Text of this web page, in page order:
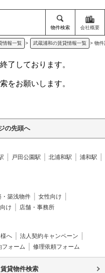
物件検索 会社概要
情報一覧 > 武蔵浦和の賃貸情報一覧 > 物件
了しております。
をお願いします。
の先頭へ
戸田公園駅 北浦和駅
浦和駅
・築浅物件
女性向け
け 店舗・事務所
へ
法人契約キャンペーン
フォーム 修理依頼フォーム
賃貸物件検索